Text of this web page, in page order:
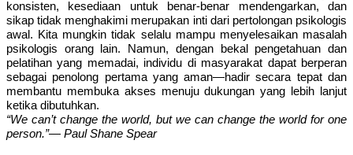
konsisten, kesediaan untuk benar-benar mendengarkan, dan
sikap tidak menghakimi merupakan inti dari pertolongan psikologis
awal. Kita mungkin tidak selalu mampu menyelesaikan masalah
psikologis orang lain. Namun, dengan bekal pengetahuan dan
pelatihan yang memadai, individu di masyarakat dapat berperan
sebagai penolong pertama yang aman—hadir secara tepat dan
membantu membuka akses menuju dukungan yang lebih lanjut
ketika dibutuhkan.
“We can’t change the world, but we can change the world for one
person.”— Paul Shane Spear